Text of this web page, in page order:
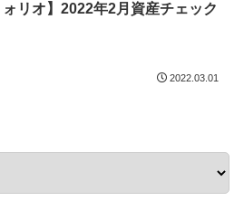
ォリオ】2022年2月資産チェック
2022.03.01